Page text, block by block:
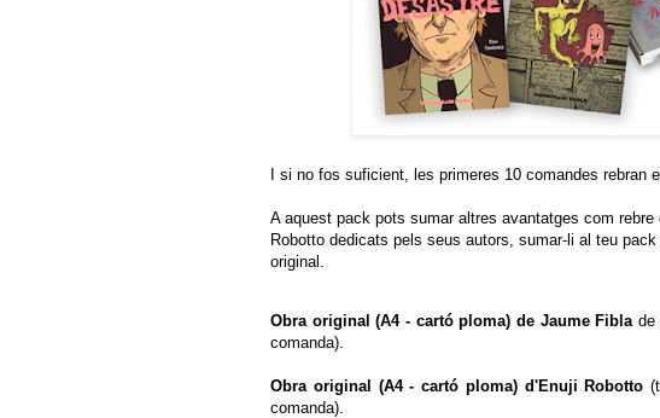
I si no fos suficient, les primeres 10 comandes rebran
A aquest pack pots sumar altres avantatges com
Robotto dedicats pels seus autors, sumar-li al teu pack
original.
Obra original (A4 - cartó ploma) de Jaume Fiblade
comanda).
Obra original (A4 - cartó ploma) d'Enuji Robotto
comanda).